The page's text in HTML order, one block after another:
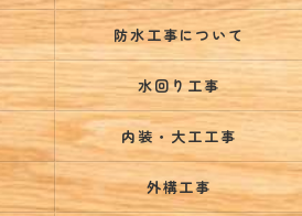
防水工事について
水回り工事
内装・大工工事
外構工事